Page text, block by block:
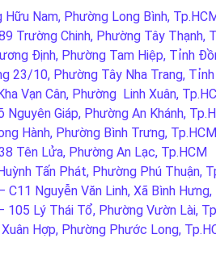
Hữu Nam, Phường Long Bình,
Trường Chinh, Phường Tây Thạnh,
Định, Phường Tam Hiệp, Tỉnh
23/10, Phường Tây Nha Trang, Tỉnh
Vạn Cân, Phường Linh Xuân,
Nguyên Giáp, Phường An Khánh,
Hành, Phường Bình Trưng, Tp.HCM
Tên Lửa, Phường An Lạc, Tp.HCM
Tấn Phát, Phường Phú Thuận,
C11 Nguyễn Văn Linh, Xã Bình Hưng,
105 Lý Thái Tổ, Phường Vườn Lài,
Hợp, Phường Phước Long,